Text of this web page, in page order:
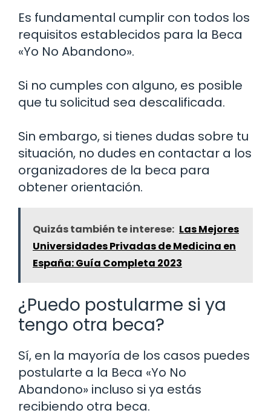
Es fundamental cumplir con todos los
requisitos establecidos para la Beca
«Yo No Abandono».
Si no cumples con alguno, es posible
que tu solicitud sea descalificada.
Sin embargo, si tienes dudas sobre tu
situación, no dudes en contactar a los
organizadores de la beca para
obtener orientación.
Quizás también te interese: Las Mejores
Universidades Privadas de Medicina en
España: Guía Completa 2023
¿Puedo postularme si ya
tengo otra beca?
Sí, en la mayoría de los casos puedes
postularte a la Beca «Yo No
Abandono» incluso si ya estás
recibiendo otra beca.